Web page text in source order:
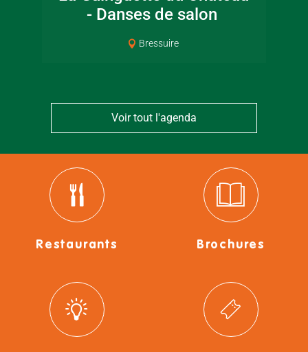
- Danses de salon
Bressuire
Voir tout l'agenda
Restaurants Brochures